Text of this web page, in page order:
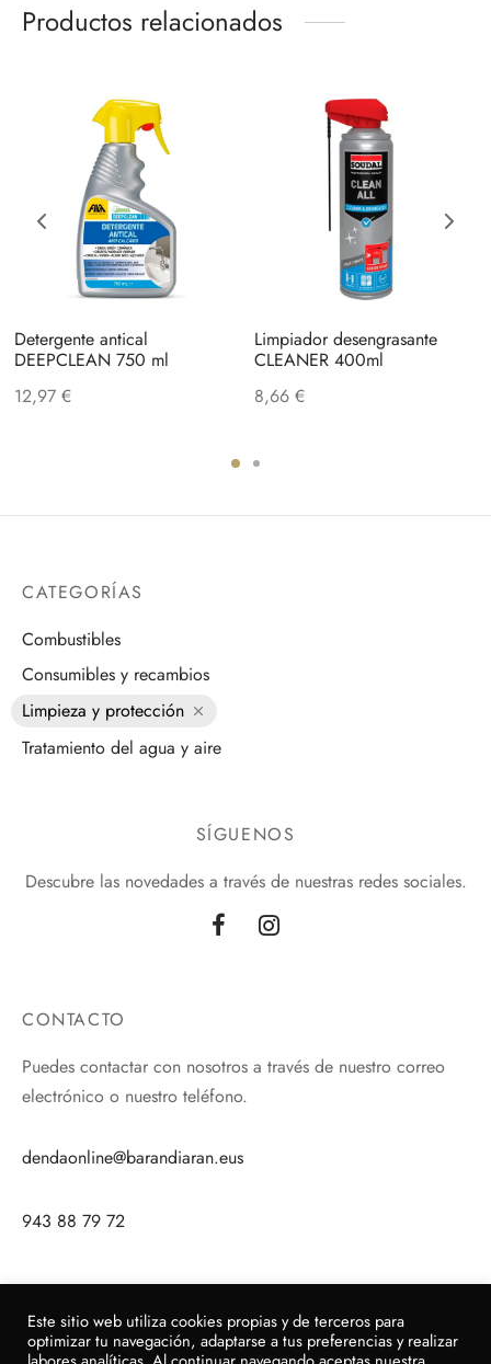
Productos relacionados
Detergente antical
DEEPCLEAN 750 ml
12,97 €
Limpiador desengrasante
CLEANER 400ml
8,66 €
CATEGORÍAS
Combustibles
Consumibles y recambios
Limpieza y protección
Tratamiento del agua y aire
SÍGUENOS
Descubre las novedades a través de nuestras redes sociales.
CONTACTO
Puedes contactar con nosotros a través de nuestro correo
electrónico o nuestro teléfono.
dendaonline@barandiaran.eus
943 88 79 72
Este sitio web utiliza cookies propias y de terceros para
optimizar tu navegación, adaptarse a tus preferencias y realizar